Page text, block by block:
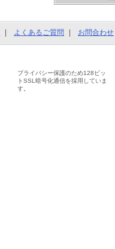
よくあるご質問 お問合わせ
プライバシー保護のため128ビッ
トSSL暗号化通信を採用していま
す。